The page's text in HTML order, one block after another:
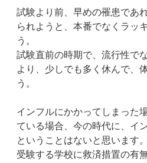
試験より前、早めの罹患であ
られようと、本番でなくラッ
う。
試験直前の時期で、流行性で
より、少しでも多く休んで、
う。
インフルにかかってしまった
ている場合、今の時代に、イ
ということはないと思います。
受験する学校に救済措置の有